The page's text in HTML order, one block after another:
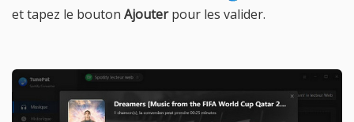
et tapez le bouton Ajouterpour les valider.